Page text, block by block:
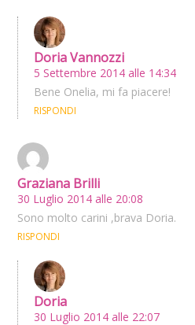
Doria Vannozzi
5 Settembre 2014 alle 14:34
Bene Onelia, mi fa piacere!
RISPONDI
Graziana Brilli
30 Luglio 2014 alle 20:08
Sono molto carini ,brava Doria.
RISPONDI
Doria
30 Luglio 2014 alle 22:07